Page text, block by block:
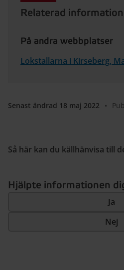
Relaterad information
På andra webbplatser
Lokstallarna i Kirseberg,
Senast ändrad 18 maj 2022 •
Så här kan du källhänvisa till
Hjälpte informationen
Ja
Nej